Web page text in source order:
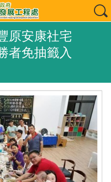
原安康社宅
者免抽籤入